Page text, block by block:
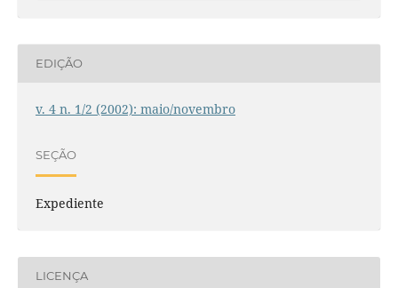
EDIÇÃO
v. 4 n. 1/2 (2002): maio/novembro
SEÇÃO
Expediente
LICENÇA